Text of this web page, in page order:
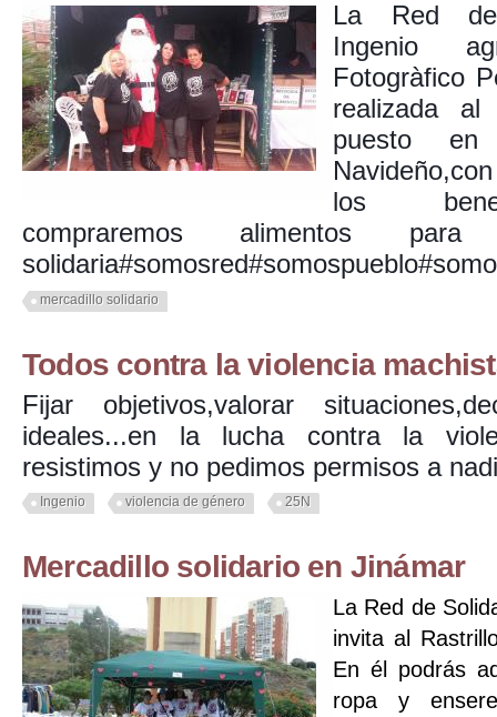
La Red de
Ingenio
Fotogràfico
realizada al
puesto
los
compraremos alimentos para
mercadillo solidario
Todos contra la violencia
Fijar objetivos,valorar
ideales...en la lucha contra la
resistimos y no pedimos permisos a
Ingenio violencia de género 25N
Mercadillo solidario en Jinámar
La Red de
invita al
En él podrás
ropa y